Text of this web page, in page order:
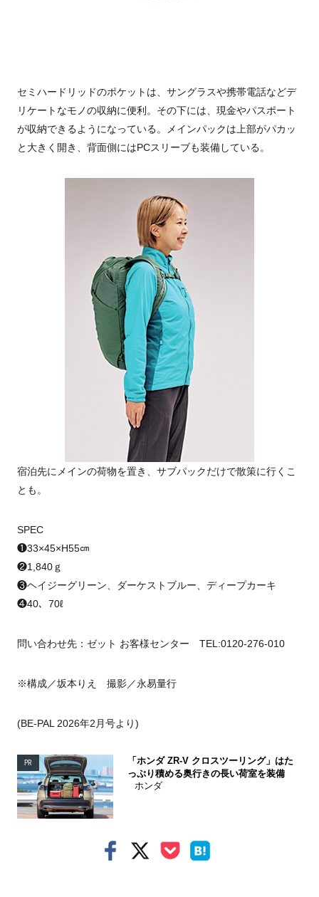
セミハードリッドのポケットは、サングラスや携帯電話などデ
リケートなモノの収納に便利。その下には、現金やパスポート
が収納できるようになっている。メインパックは上部がパカッ
と大きく開き、背面側にはPCスリーブも装備している。
宿泊先にメインの荷物を置き、サブパックだけで散策に行くこ
とも。
SPEC
❶33×45×H55㎝
❷1,840ｇ
❸ヘイジーグリーン、ダーケストブルー、ディープカーキ
❹40、70ℓ
問い合わせ先：ゼット お客様センター TEL:0120-276-010
※構成／坂本りえ 撮影／永易量行
(BE-PAL 2026年2月号より)
PR
「ホンダ ZR-V クロスツーリング」はた
っぷり積める奥行きの長い荷室を装備
ホンダ